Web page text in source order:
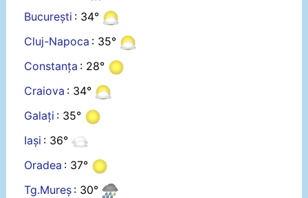
București : 34°
Cluj-Napoca : 35°
Constanța : 28°
Craiova : 34°
Galați : 35°
Iași : 36°
Oradea : 37°
Tg.Mureș : 30°